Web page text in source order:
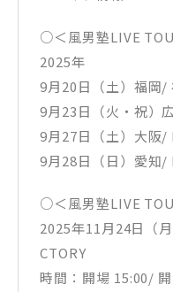
○＜風男塾LIVE
2025年
9月20日（土）福岡/
9月23日（火・祝）
9月27日（土）大阪/
9月28日（日）愛知/
○＜風男塾LIVE
2025年11月24日（
CTORY
時間：開場 15:00/